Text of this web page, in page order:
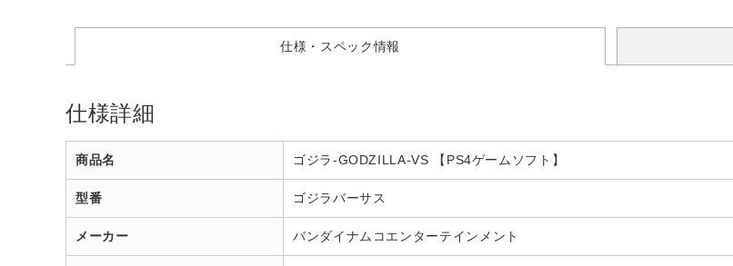
仕様・スペック情報
仕様詳細
商品名 ゴジラ-GODZILLA-VS 【PS4ゲームソフト】
型番 ゴジラバーサス
メーカー バンダイナムコエンターテインメント